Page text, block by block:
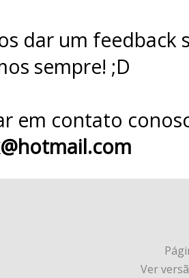
dar um
sempre! ;D
em contato
Ver